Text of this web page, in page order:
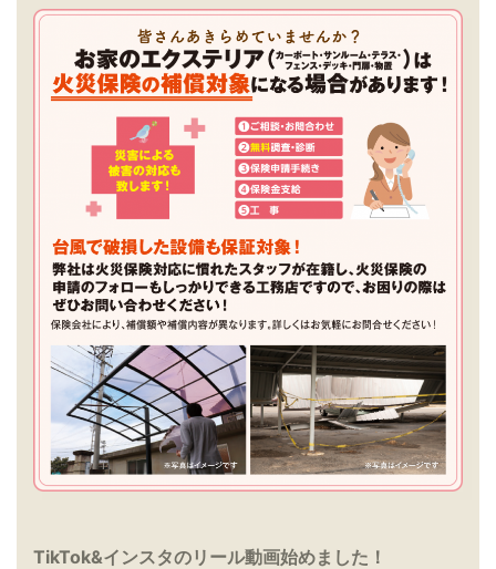
TikTok&インスタのリール動画始めました！